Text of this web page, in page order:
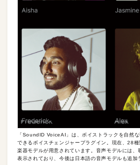
「SoundID VoiceAI」は、ボイストラックを自然
できるボイスチェンジャープラグイン。現在、28
楽器モデルが用意されています。音声モデルには、
表示されており、今後は日本語の音声モデルも追加